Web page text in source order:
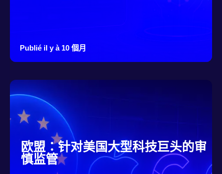
Publié il y à 10 個月
欧盟：针对美国大型科技巨头的审
慎监管